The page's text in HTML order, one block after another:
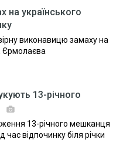
на українського
виконавицю замаху на
Єрмолаєва
13-річного
13-річного мешканця
час відпочинку біля річки